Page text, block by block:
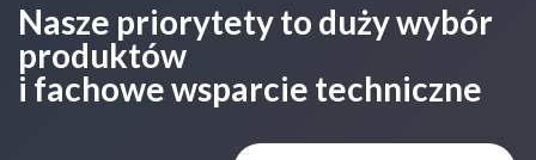
Nasze priorytety to duży wybór
produktów
i fachowe wsparcie techniczne